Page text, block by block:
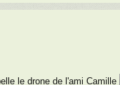
le drone de l'ami Camille